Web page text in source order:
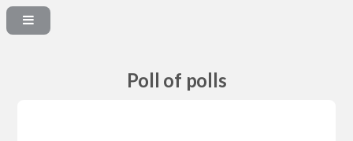
Poll of polls